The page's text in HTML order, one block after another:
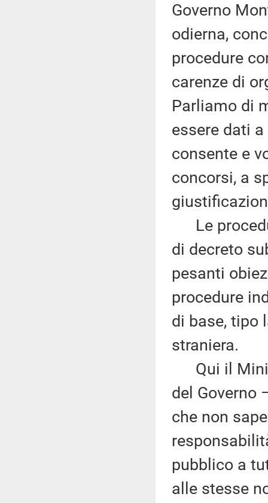
Governo
odierna,
procedure
carenze di
Parliamo di
essere dati
consente e
concorsi, a
Le
di decreto
pesanti
procedure
di base, tipo
straniera.
Qui il
del Governo
che non
pubblico a
alle stesse